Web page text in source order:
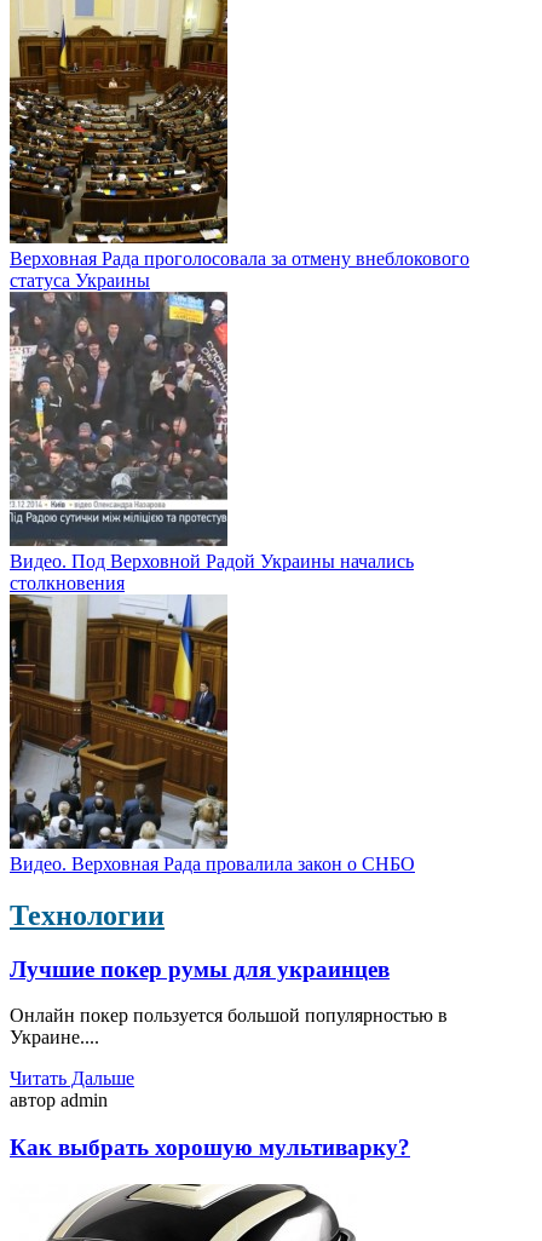
Верховная Рада проголосовала за отмену внеблокового
статуса Украины
Видео. Под Верховной Радой Украины начались
столкновения
Видео. Верховная Рада провалила закон о СНБО
Технологии
Лучшие покер румы для украинцев
Онлайн покер пользуется большой популярностью в
Украине....
Читать Дальше
автор admin
Как выбрать хорошую мультиварку?